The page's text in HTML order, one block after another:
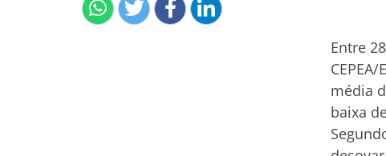
Entre
média
baixa